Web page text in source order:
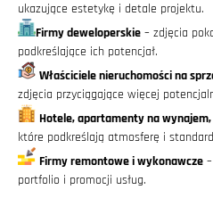
ukazujące estetykę i detale projektu.
Firmy deweloperskie – zdjęcia
podkreślające ich potencjał.
Właściciele nieruchomości na
zdjęcia przyciągające więcej
Hotele, apartamenty na
które podkreślają atmosferę i
Firmy remontowe i wykonawcze
portfolio i promocji usług.